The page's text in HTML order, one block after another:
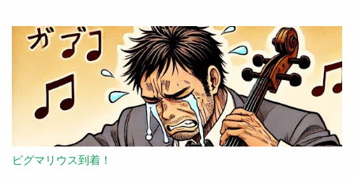
むが易しだ。とにかく転居を決め、引っ越してきたのだけど、こ
のユーカリが丘という街は存外、いい街であることがわかってき
た。 その１：いいパン屋が多い 市原の何が嫌だったといって、
「うまいパン屋がない」ことだった。これは、実は我が家にとっ
てはとても重要な事なのだ。そのため、わざわざ千葉市までパン
を買いに行ったりしていたくらいだからね。が、ユーカリが丘・
志津の周辺にはうまいパン屋が何軒もある。これだけで、「いい
街」決定だ。 パン屋に限らない。中華料理は、お手頃でうまい店
本を秀和から出していたからなぁ。その印税が、今後すべてはい
らなくなるわけだ。これはかなりきつい。路頭に迷うぞ。 という
わけで、書籍の企画はたくさんありますので、コンピュータ関係
の出版社さん、どうかお仕事を下さい。よろしくお願いします！
連絡先は、 syoda@tuyano.com まで。本気で困ってます！
（※「倒産」と書いたけど、会社は現時点ではまだ法的には存続し
ているとのこと。なので「倒産した」は不正確でした。正確には
「倒産する予定」だな（苦笑）） 追記 その後、事業を引き継ぐと
ピグマリウス到着！